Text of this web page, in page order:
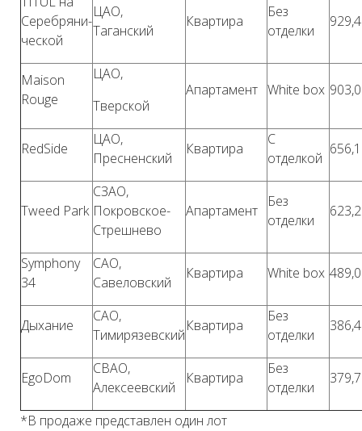
Серебряни-
ческой
ЦАО,
Таганский
Квартира
Без
отделки
929,4
Maison
Rouge
ЦАО,
Тверской
Апартамент White box 903,0
RedSide
ЦАО,
Пресненский
Квартира
С
отделкой
656,1
Tweed Park
СЗАО,
Покровское-
Стрешнево
Апартамент
Без
отделки
623,2
Symphony
34
САО,
Савеловский
Квартира White box 489,0
Дыхание
САО,
Тимирязевский
Квартира
Без
отделки
386,4
EgoDom
СВАО,
Алексеевский
Квартира
Без
отделки
379,7
*В продаже представлен один лот